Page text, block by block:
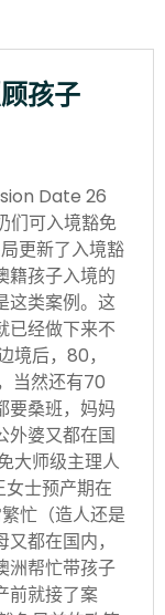
孩子
Date 26
们可入境豁免
更新了入境豁
籍孩子入境的
这类案例。这
已经做下来不
境后，80，
当然还有70
要桑班，妈妈
外婆又都在国
大师级主理人
士预产期在
忙（造人还是
都在国内，
洲帮忙带孩子
前就接了案